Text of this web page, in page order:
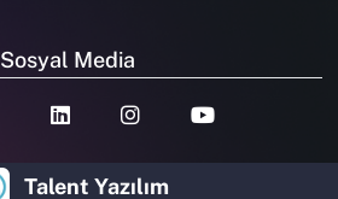
Sosyal Media
Talent Yazılım